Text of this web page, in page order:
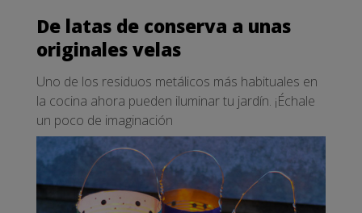
De latas de conserva a unas
originales velas
Uno de los residuos metálicos más habituales en
la cocina ahora pueden iluminar tu jardín. ¡Échale
un poco de imaginación